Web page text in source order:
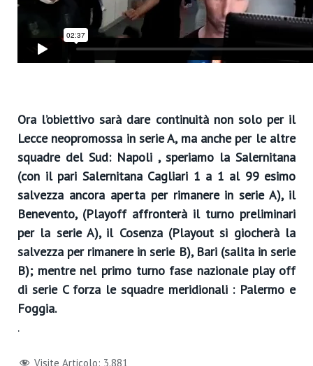
Ora l’obiettivo sarà dare continuità non solo per il
Lecce neopromossa in serie A, ma anche per le altre
squadre del Sud: Napoli , speriamo la Salernitana
(con il pari Salernitana Cagliari 1 a 1 al 99 esimo
salvezza ancora aperta per rimanere in serie A), il
Benevento, (Playoff affronterà il turno preliminari
per la serie A), il Cosenza (Playout si giocherà la
salvezza per rimanere in serie B), Bari (salita in serie
B); mentre nel primo turno fase nazionale play off
di serie C forza le squadre meridionali : Palermo e
Foggia.
.
Visite Articolo: 3.881